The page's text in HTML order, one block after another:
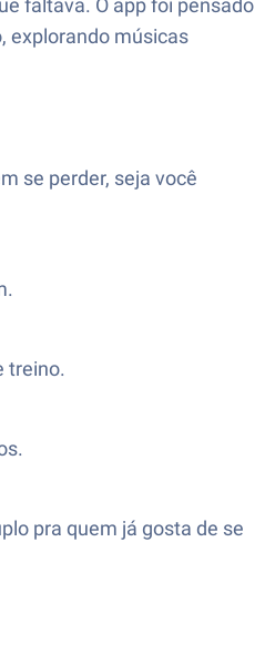
faltava. O app foi pensado
explorando músicas
se perder, seja você
treino.
pra quem já gosta de se